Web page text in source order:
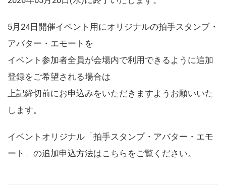
5月24日開催イベント用にオリジナルの拍手スタンプ・
アバター・エモートを
イベント参加者全員が会場内で利用できるように追加
登録をご希望される場合は
上記締切前にお申込みをいただきますようお願いいた
します。
イベントオリジナル「拍手スタンプ・アバター・エモ
ート」の追加申込方法はこちら をご覧ください。